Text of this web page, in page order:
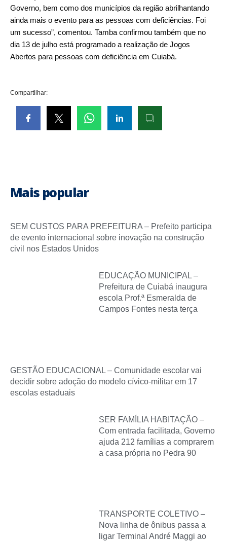
Governo, bem como dos municípios da região abrilhantando
ainda mais o evento para as pessoas com deficiências. Foi
um sucesso”, comentou. Tamba confirmou também que no
dia 13 de julho está programado a realização de Jogos
Abertos para pessoas com deficiência em Cuiabá.
Compartilhar:
Mais popular
SEM CUSTOS PARA PREFEITURA – Prefeito participa
de evento internacional sobre inovação na construção
civil nos Estados Unidos
EDUCAÇÃO MUNICIPAL –
Prefeitura de Cuiabá inaugura
escola Prof.ª Esmeralda de
Campos Fontes nesta terça
GESTÃO EDUCACIONAL – Comunidade escolar vai
decidir sobre adoção do modelo cívico-militar em 17
escolas estaduais
SER FAMÍLIA HABITAÇÃO –
Com entrada facilitada, Governo
ajuda 212 famílias a comprarem
a casa própria no Pedra 90
TRANSPORTE COLETIVO –
Nova linha de ônibus passa a
ligar Terminal André Maggi ao